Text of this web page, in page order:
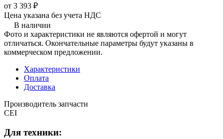
от 3 393 ₽
Цена указана без учета НДС
В наличии
Фото и характеристики не являются офертой и могут
отличаться. Окончательные параметры будут указаны в
коммерческом предложении.
Характеристики
Оплата
Доставка
Производитель запчасти
CEI
Для техники: